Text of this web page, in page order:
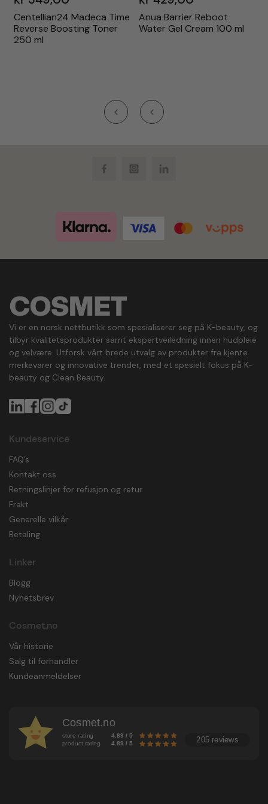
Centellian24 Madeca Time
Reverse Boosting Toner
250 ml
Anua Barrier Reboot
Water Gel Cream 100 ml
FacebookInstagramLinkedIn
Vi er en norsk nettbutikk som spesialiserer seg på K-beauty, og
tilbyr kvalitetsprodukter samt ekspertveiledning innen hudpleie
og velvære. Utforsk vårt brede utvalg av produkter fra kjente
merkevarer og innovative trender, med et spesielt fokus på K-
beauty og Clean Beauty.
Kundeservice
FAQ’s
Kontakt oss
Retningslinjer for refusjon og retur
Frakt
Generelle vilkår
Betaling
Linker
Blogg
Nyhetsbrev
Cosmet.no
Vår historie
Salg til forhandler
Kundeanmeldelser
Cosmet.no
store rating 4.89 / 5
product rating 4.89 / 5 205 reviews